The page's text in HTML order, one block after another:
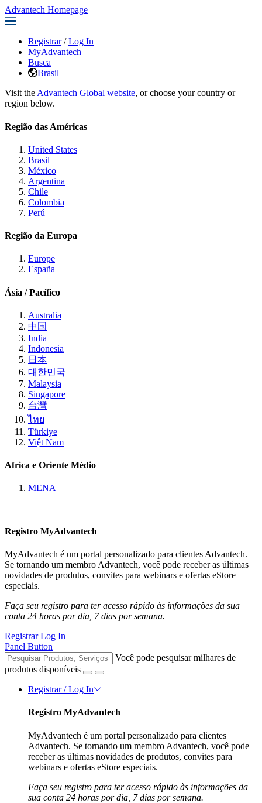
Advantech Homepage
Registrar / Log In
MyAdvantech
Busca
Brasil
Visit the Advantech Global website, or choose your country or
region below.
Região das Américas
United States
Brasil
México
Argentina
Chile
Colombia
Perú
Região da Europa
Europe
España
Ásia / Pacífico
Australia
中国
India
Indonesia
日本
대한민국
Malaysia
Singapore
台灣
ไทย
Türkiye
Việt Nam
Africa e Oriente Médio
MENA
Registro MyAdvantech
MyAdvantech é um portal personalizado para clientes Advantech.
Se tornando um membro Advantech, você pode receber as últimas
novidades de produtos, convites para webinars e ofertas eStore
especiais.
Faça seu registro para ter acesso rápido às informações da sua
conta 24 horas por dia, 7 dias por semana.
Registrar Log In
Panel Button
Você pode pesquisar milhares de
produtos disponíveis
Registrar / Log In
Registro MyAdvantech
MyAdvantech é um portal personalizado para clientes
Advantech. Se tornando um membro Advantech, você pode
receber as últimas novidades de produtos, convites para
webinars e ofertas eStore especiais.
Faça seu registro para ter acesso rápido às informações da
sua conta 24 horas por dia, 7 dias por semana.